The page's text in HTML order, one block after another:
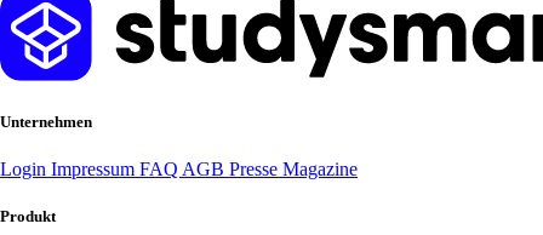
Unternehmen
Login Impressum FAQ AGB Presse Magazine
Produkt